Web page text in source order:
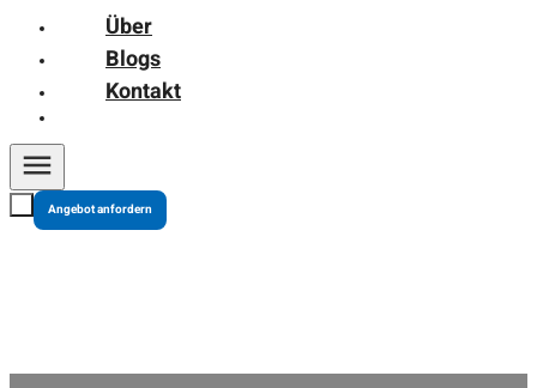
Über
Blogs
Kontakt
Angebot anfordern